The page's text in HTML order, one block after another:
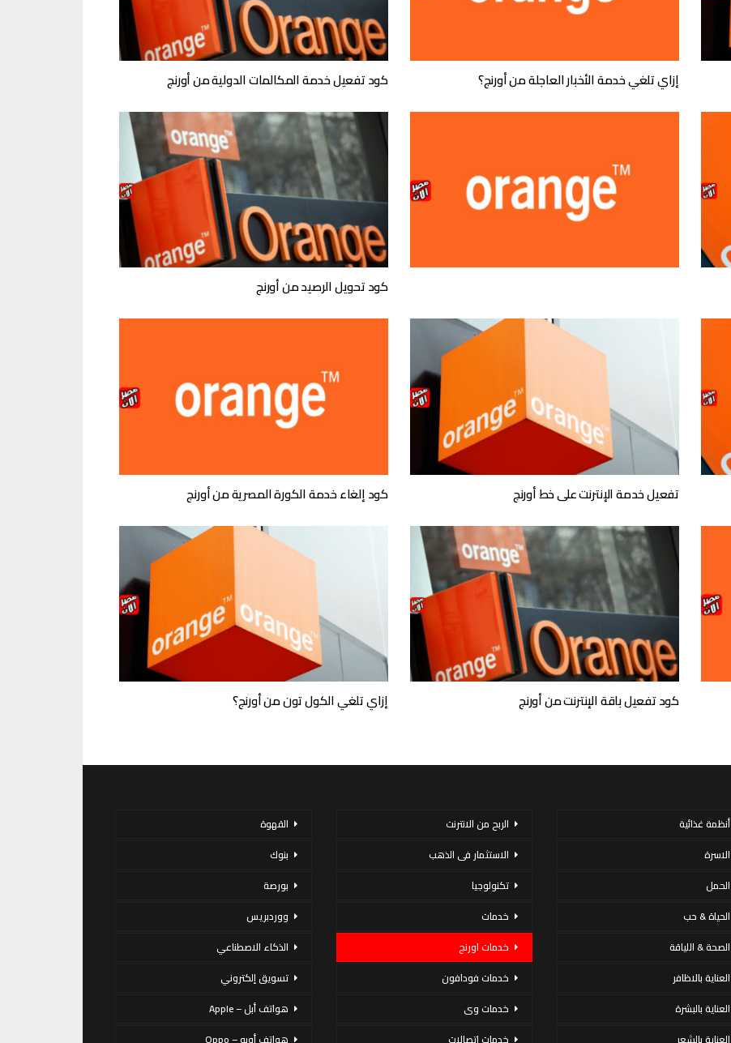
إزاي تلغي خدمة الأخبار العاجلة من أورنج؟ كود تفعيل خدمة المكالمات الدولية من أورنج
كود تحويل الرصيد من أورنج
تفعيل خدمة الإنترنت على خط أورنج كود إلغاء خدمة الكورة المصرية من أورنج
كود تفعيل باقة الإنترنت من أورنج إزاي تلغي الكول تون من أورنج؟
أنظمة غذائية
الاسرة
الحمل
الحياة & حب
الصحة & اللياقة
العناية بالاظافر
العناية بالبشرة
الربح من الانترنت
الاستثمار فى الذهب
تكنولوجيا
خدمات
خدمات اورنج
خدمات فودافون
خدمات وى
القهوة
بنوك
بورصة
ووردبريس
الذكاء الاصطناعي
تسويق إلكتروني
هواتف أبل – Apple